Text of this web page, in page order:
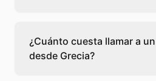
0,13 €/min con Teléfono
precio exacto antes de
sepas qué vas a gastar.
¿Cuánto cuesta llamar a
desde Grecia?